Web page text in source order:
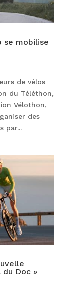
se mobilise
de vélos
du Téléthon,
Vélothon,
des
par...
du Doc »